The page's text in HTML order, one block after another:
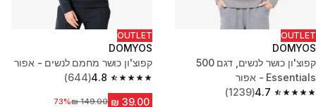
OUTLET
DOMYOS
קפוצ'ון כושר לנשים, דגם 500
Essentials - אפור
4.7
4.7 out of 5 stars from 1239 reviews
(1239)
OUTLET
DOMYOS
קפוצ'ון כושר מחמם לנשים - אפור
4.8
4.8 out of 5 stars from 644 reviews
(644)
מחיר לפני הנחה‏149.00 ₪
73%